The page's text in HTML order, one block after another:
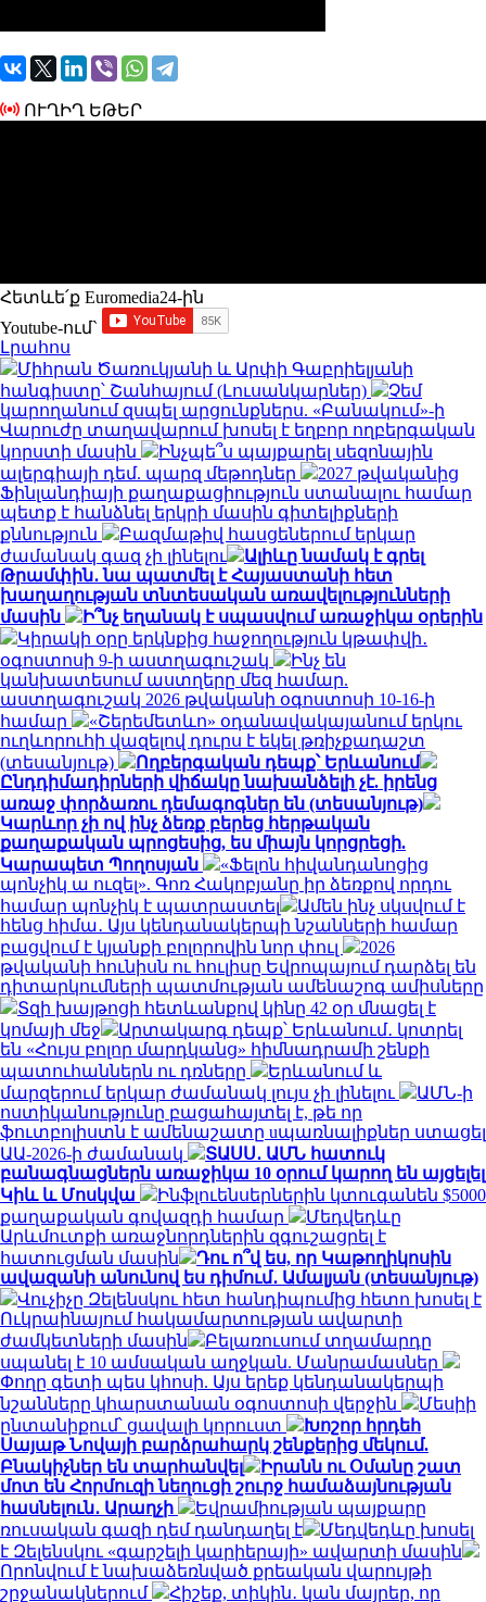
ՈՒՂԻՂ ԵԹԵՐ
Հետևե՛ք Euromedia24-ին
Youtube-ում`
Լրահոս
Միհրան Ծառուկյանի և Արփի Գաբրիելյանի
հանգիստը՝ Շանհայում (Լուսանկարներ)
Չեմ
կարողանում զսպել արցունքներս. «Բանակում»-ի
Վարուժը տաղավարում խոսել է եղբոր ողբերգական
կորստի մասին
Ինչպե՞ս պայքարել սեզոնային
ալերգիայի դեմ. պարզ մեթոդներ
2027 թվականից
Ֆինլանդիայի քաղաքացիություն ստանալու համար
պետք է հանձնել երկրի մասին գիտելիքների
քննություն
Բազմաթիվ հասցեներում երկար
ժամանակ գազ չի լինելու
Ալիևը նամակ է գրել
Թրամփին․ նա պատմել է Հայաստանի հետ
խաղաղության տնտեսական առավելությունների
մասին
Ի՞նչ եղանակ է սպասվում առաջիկա օրերին
Կիրակի օրը երկնքից հաջողություն կթափվի․
օգոստոսի 9-ի աստղագուշակ
Ինչ են
կանխատեսում աստղերը մեզ համար.
աստղագուշակ 2026 թվականի օգոստոսի 10-16-ի
համար
«Շերեմետևո» օդանավակայանում երկու
ուղևորուհի վազելով դուրս է եկել թռիչքադաշտ
(տեսանյութ)
Ողբերգական դեպք՝ Երևանում
Ընդդիմադիրների վիճակը նախանձելի չէ. իրենց
առաջ փորձառու դեմագոգներ են (տեսանյութ)
Կարևոր չի ով ինչ ձեռք բերեց հերթական
քաղաքական պրոցեսից, ես միայն կորցրեցի.
Կարապետ Պողոսյան
«Ֆելոն հիվանդանոցից
պոնչիկ ա ուզել». Գոռ Հակոբյանը իր ձեռքով որդու
համար պոնչիկ է պատրաստել
Ամեն ինչ սկսվում է
հենց հիմա․ Այս կենդանակերպի նշանների համար
բացվում է կյանքի բոլորովին նոր փուլ
2026
թվականի հունիսն ու հուլիսը Եվրոպայում դարձել են
դիտարկումների պատմության ամենաշոգ ամիսները
Տզի խայթոցի հետևանքով կինը 42 օր մնացել է
կոմայի մեջ
Արտակարգ դեպք՝ Երևանում․ կոտրել
են «Հույս բոլոր մարդկանց» հիմնադրամի շենքի
պատուհաններն ու դռները
Երևանում և
մարզերում երկար ժամանակ լույս չի լինելու
ԱՄՆ-ի
ոստիկանությունը բացահայտել է, թե որ
ֆուտբոլիստն է ամենաշատը uպառնալիքներ ստացել
ԱԱ-2026-ի ժամանակ
ՏԱՍՍ․ ԱՄՆ հատուկ
բանագնացներն առաջիկա 10 օրում կարող են այցելել
Կիև և Մոսկվա
Ինֆլուենսերներին կտուգանեն $5000
քաղաքական գովազդի համար
Մեդվեդևը
Արևմուտքի առաջնորդներին զգուշացրել է
հատուցման մասին
Դու ո՞վ ես, որ Կաթողիկոսին
ավազանի անունով ես դիմում․ Ամալյան (տեսանյութ)
Վուչիչը Զելենսկու հետ հանդիպումից հետո խոսել է
Ուկրաինայում հակամարտության ավարտի
ժամկետների մասին
Բելառուսում տղամարդը
սպանել է 10 ամսական աղջկան. Մանրամասներ
Փողը գետի պես կհոսի. Այս երեք կենդանակերպի
նշանները կհարստանան օգոստոսի վերջին
Մեսիի
ընտանիքում՝ ցավալի կորուստ
Խոշոր հրդեհ
Սայաթ Նովայի բարձրահարկ շենքերից մեկում.
Բնակիչներ են տարհանվել
Իրանն ու Օմանը շատ
մոտ են Հորմուզի նեղուցի շուրջ համաձայնության
հասնելուն․ Արաղչի
Եվրամիության պայքարը
ռուսական գազի դեմ դանդաղել է
Մեդվեդևը խոսել
է Զելենսկու «գարշելի կարիերայի» ավարտի մասին
Որոնվում է նախաձեռնված քրեական վարույթի
շրջանակներում
Հիշեք, տիկին․ կան մայրեր, որ